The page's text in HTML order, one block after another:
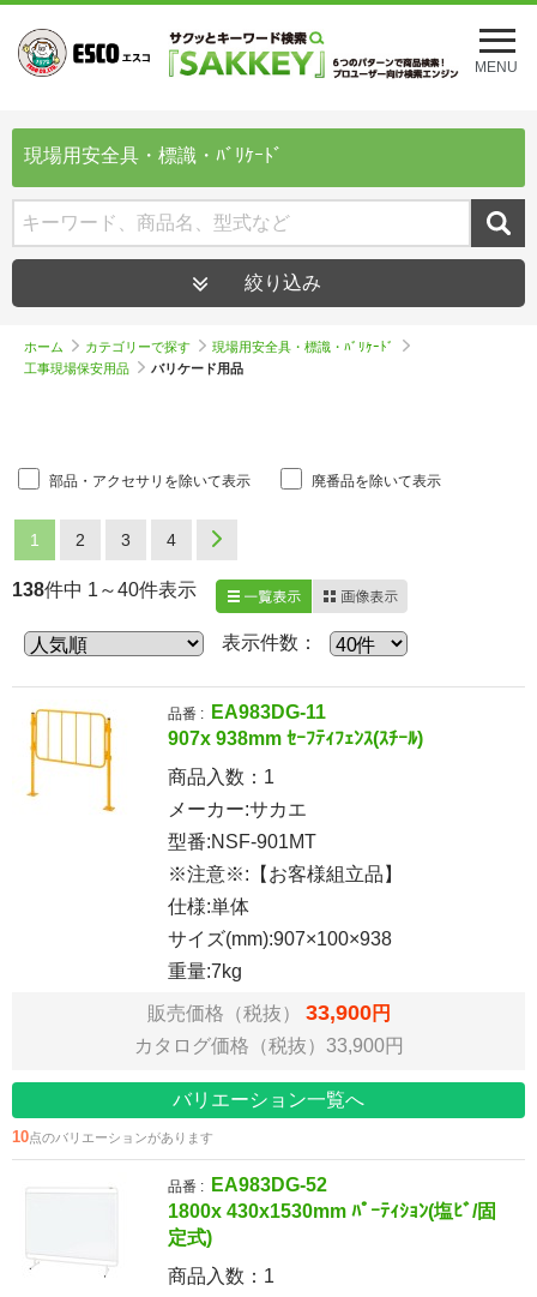
メ
ニ
ュ
を
MENU
現場用安全具・標識・ﾊﾞﾘｹｰﾄﾞ
絞り込み
ホーム カテゴリーで探す
現場用安全具・標識・ﾊﾞﾘｹｰﾄﾞ
工事現場保安用品
バリケード用品
部品・アクセサリを除いて表示 廃番品を除いて表示
1 2 3 4
138件中 1～40件表示 一覧表示
表示件数：
品番 :
EA983DG-11
907x 938mm ｾｰﾌﾃｨﾌｪﾝｽ(ｽﾁｰﾙ)
商品入数： 1
メーカー:サカエ
型番:NSF-901MT
※注意※:【お客様組立品】
仕様:単体
サイズ(mm):907×100×938
重量:7kg
販売価格（税抜） 33,900円
カタログ価格（税抜）33,900円
バリエーション一覧へ
10点のバリエーションがあります
品番 :
EA983DG-52
1800x 430x1530mm ﾊﾟｰﾃｨｼｮﾝ(塩ﾋﾞ/固
定式)
商品入数： 1